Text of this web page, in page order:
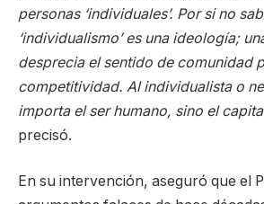
personas ‘individuales’. Por si no
‘individualismo’ es una ideología;
desprecia el sentido de comunidad
competitividad. Al individualista o
importa el ser humano, sino el
precisó.
En su intervención, aseguró que el